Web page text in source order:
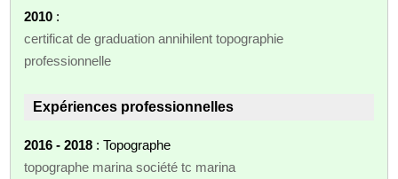
2010 :
certificat de graduation annihilent topographie
professionnelle
Expériences professionnelles
2016 - 2018 : Topographe
topographe marina société tc marina